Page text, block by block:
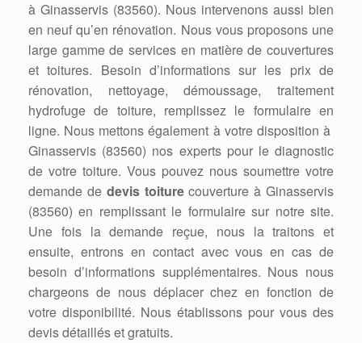
à Ginasservis (83560). Nous intervenons aussi bien
en neuf qu’en rénovation. Nous vous proposons une
large gamme de services en matière de couvertures
et toitures. Besoin d’informations sur les prix de
rénovation, nettoyage, démoussage, traitement
hydrofuge de toiture, remplissez le formulaire en
ligne. Nous mettons également à votre disposition à
Ginasservis (83560) nos experts pour le diagnostic
de votre toiture. Vous pouvez nous soumettre votre
demande de devis toiturecouverture à Ginasservis
(83560) en remplissant le formulaire sur notre site.
Une fois la demande reçue, nous la traitons et
ensuite, entrons en contact avec vous en cas de
besoin d’informations supplémentaires. Nous nous
chargeons de nous déplacer chez en fonction de
votre disponibilité. Nous établissons pour vous des
devis détaillés et gratuits.